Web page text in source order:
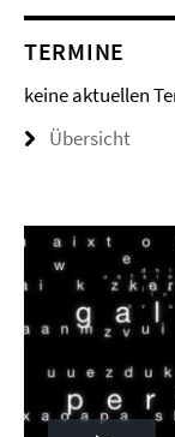
TERMINE
keine aktuellen
Übersicht